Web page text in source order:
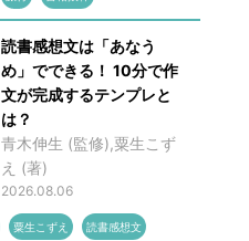
読書感想文は「あなう
め」でできる！ 10分で作
文が完成するテンプレと
は？
青木伸生 (監修),粟生こず
え (著)
2026.08.06
粟生こずえ 読書感想文